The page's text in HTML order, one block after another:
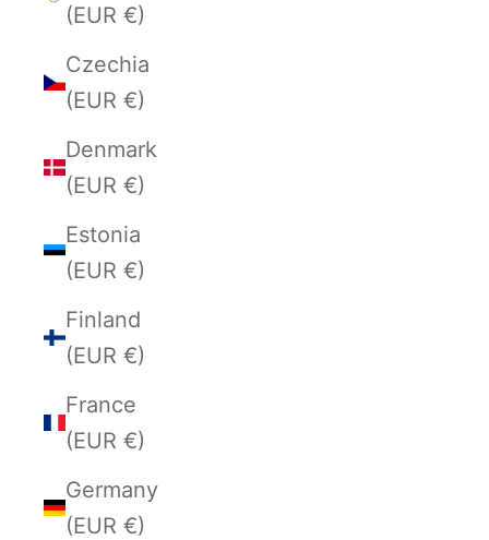
(EUR €)
Czechia
(EUR €)
Denmark
(EUR €)
Estonia
(EUR €)
Finland
(EUR €)
France
(EUR €)
Germany
(EUR €)